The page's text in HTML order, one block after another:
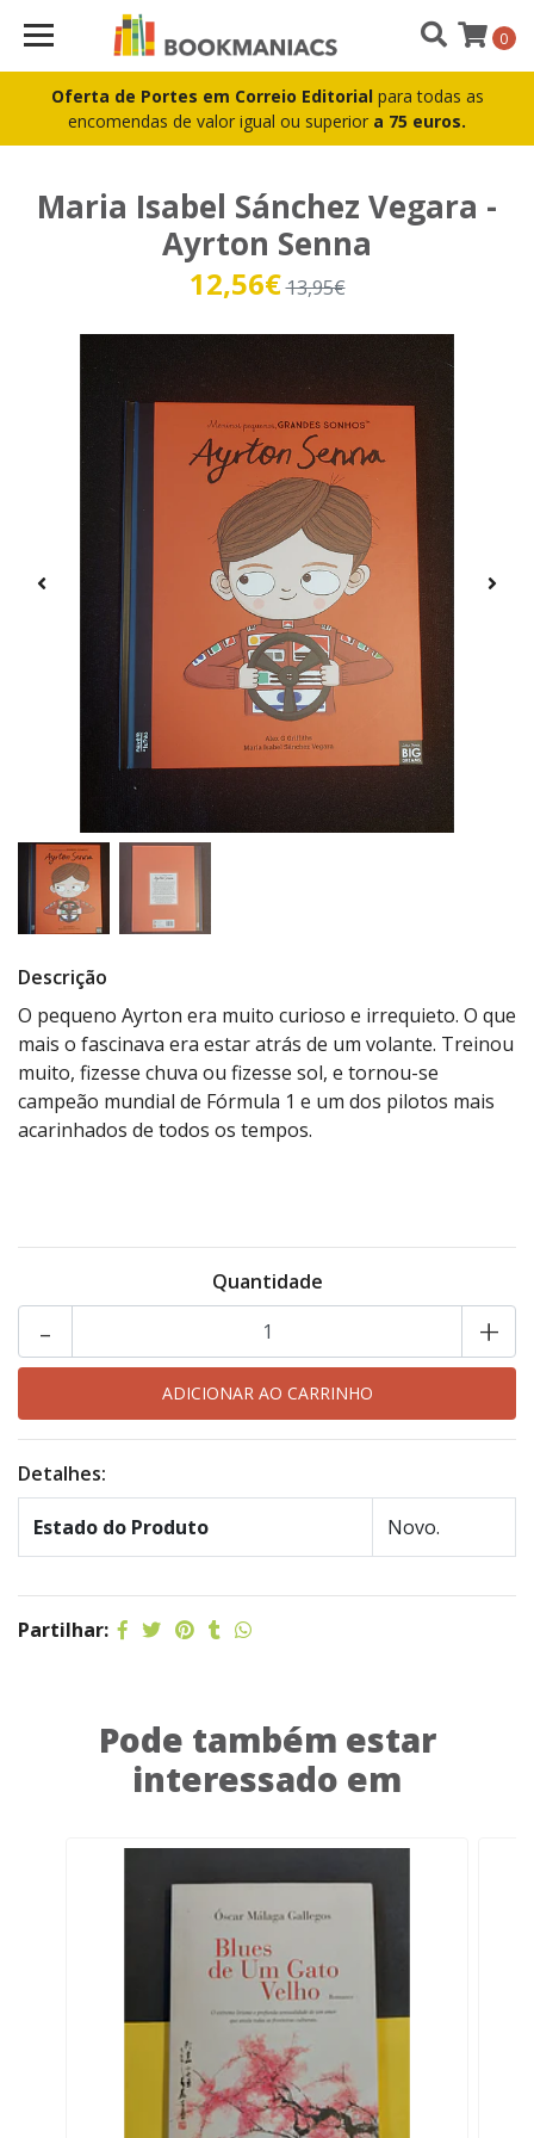
Oferta de Portes em Correio Editorial para todas as
encomendas de valor igual ou superior a 75 euros.
0
Maria Isabel Sánchez Vegara -
Ayrton Senna
12,56€13,95€
Descrição
O pequeno Ayrton era muito curioso e irrequieto. O que
mais o fascinava era estar atrás de um volante. Treinou
muito, fizesse chuva ou fizesse sol, e tornou-se
campeão mundial de Fórmula 1 e um dos pilotos mais
acarinhados de todos os tempos.
Quantidade
+
-
Detalhes:
Estado do Produto Novo.
Partilhar:
Pode também estar
interessado em